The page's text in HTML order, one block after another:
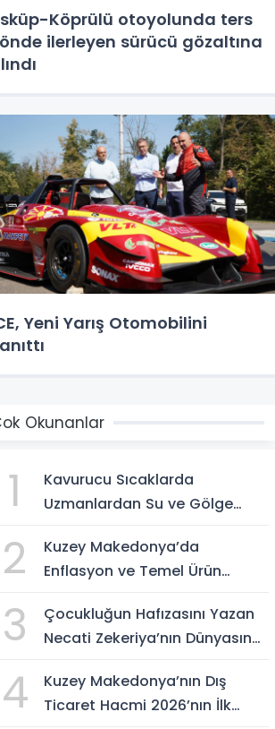
Köprülü otoyolunda ters
ilerleyen sürücü gözaltına
Yeni Yarış Otomobilini
Okunanlar
1
Kavurucu Sıcaklarda
Uzmanlardan Su ve Gölge
2
Kuzey Makedonya’da
Enflasyon ve Temel Ürün
3
Çocukluğun Hafızasını Yazan
Necati Zekeriya’nın Dünyasına
4
Kuzey Makedonya’nın Dış
Ticaret Hacmi 2026’nın İlk